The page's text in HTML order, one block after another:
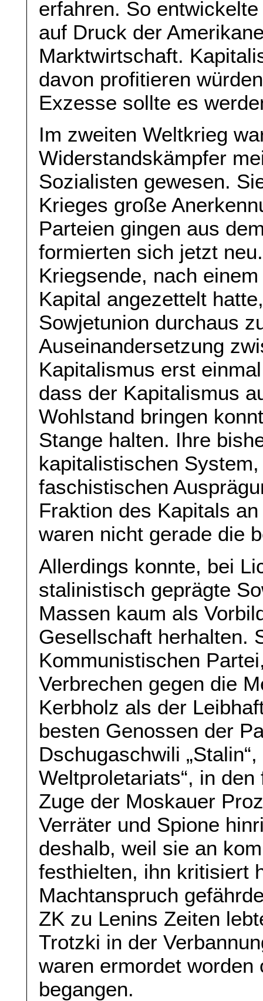
erfahren. So
auf Druck der
Marktwirtschaft.
davon profitieren
Exzesse sollte es
Im zweiten Weltkrieg
Widerstandskämpfer
Sozialisten gewesen.
Krieges große
Parteien gingen aus
formierten sich jetzt
Kriegsende, nach
Kapital angezettelt
Sowjetunion durchaus
Auseinandersetzung
Kapitalismus erst
dass der Kapitalismus
Wohlstand bringen
Stange halten. Ihre
kapitalistischen
faschistischen
Fraktion des Kapitals
waren nicht gerade die
Allerdings konnte, bei
stalinistisch geprägte
Massen kaum als
Gesellschaft herhalten.
Kommunistischen
Verbrechen gegen die
Kerbholz als der
besten Genossen der
Dschugaschwili
Weltproletariats“, in
Zuge der Moskauer
Verräter und Spione
deshalb, weil sie an
festhielten, ihn kritisiert
Machtanspruch
ZK zu Lenins Zeiten
Trotzki in der
waren ermordet
begangen.